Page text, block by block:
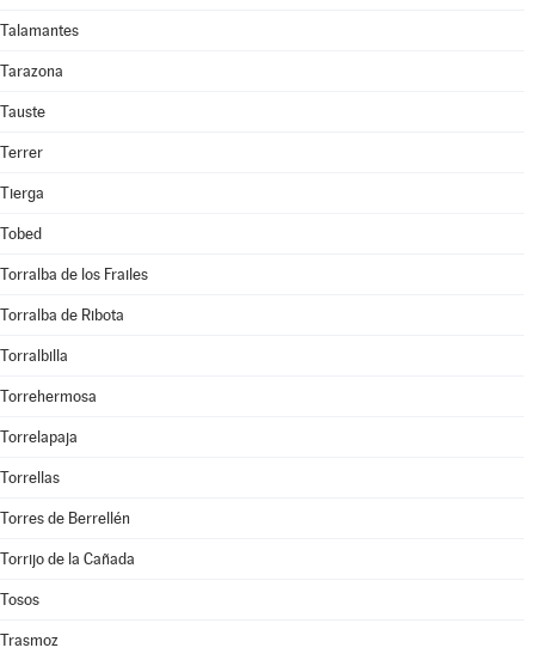
Talamantes
Tarazona
Tauste
Terrer
Tierga
Tobed
Torralba de los Frailes
Torralba de Ribota
Torralbilla
Torrehermosa
Torrelapaja
Torrellas
Torres de Berrellén
Torrijo de la Cañada
Tosos
Trasmoz